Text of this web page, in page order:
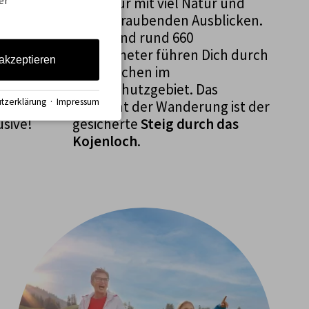
mit
atemberaubenden Ausblicken.
11 km und rund 660
Höhenmeter führen Dich durch
Hochflächen im
Naturschutzgebiet. Das
Highlight der Wanderung ist der
gesicherteSteig durch das
Kojenloch.
· Impressum